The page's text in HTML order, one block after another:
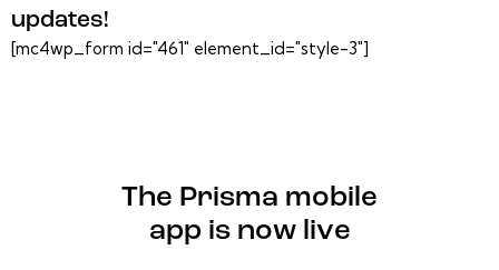
updates!
[mc4wp_form id="461" element_id="style-3"]
The Prisma mobile
app is now live